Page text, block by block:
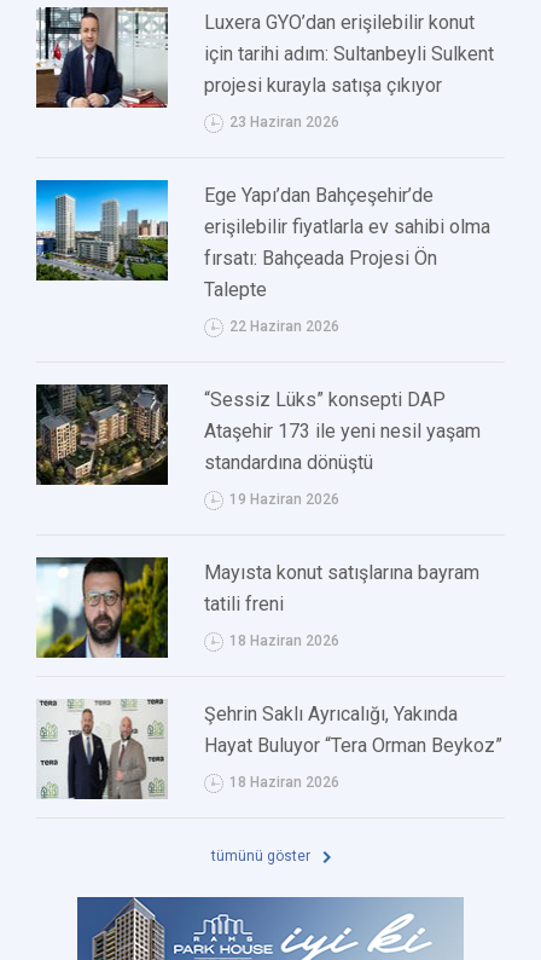
Luxera GYO’dan erişilebilir konut
için tarihi adım: Sultanbeyli Sulkent
projesi kurayla satışa çıkıyor
23 Haziran 2026
Ege Yapı’dan Bahçeşehir’de
erişilebilir fiyatlarla ev sahibi olma
fırsatı: Bahçeada Projesi Ön
Talepte
22 Haziran 2026
“Sessiz Lüks” konsepti DAP
Ataşehir 173 ile yeni nesil yaşam
standardına dönüştü
19 Haziran 2026
Mayısta konut satışlarına bayram
tatili freni
18 Haziran 2026
Şehrin Saklı Ayrıcalığı, Yakında
Hayat Buluyor “Tera Orman Beykoz”
18 Haziran 2026
tümünü göster